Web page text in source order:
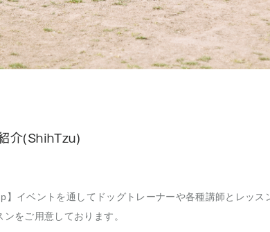
介(ShihTzu)
】イベントを通してドッグトレーナーや各種講師とレッス
をご用意しております。